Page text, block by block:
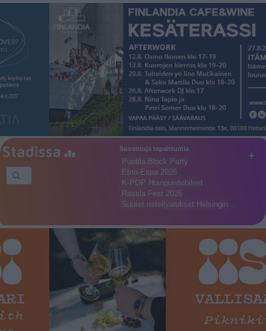
+
Suosittuja tapahtumia
Puotila Block Party
Etno-Espa 2026
K-POP Huvipuistobileet
Rastila Fest 2026
Suuret risteilyalukset Helsingin…